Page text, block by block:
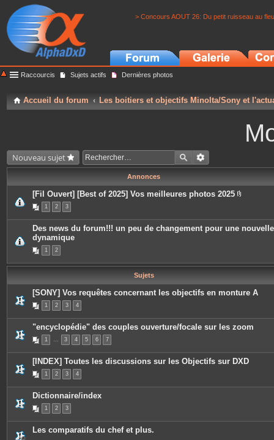
> Concours AOUT 26: Du petit ruisseau au
Raccourcis Sujets actifs Dernières photos
Accueil du forum Les boitiers et objectifs Minolta/Sony et
Nouveau sujet
Annonces
[Fil Ouvert] [Best of 2025] Vos meilleures photos 2025
c
e
n
1 2 3
Des news du forum!!! un peu de changement pour une nouvelle
dynamique
1 2
Sujets
[SONY] Vos requêtes concernant les objectifs en monture A
1 2 3 4
"encyclopédie" des couples ouverture/focale sur les zoom
1 … 3 4 5 6 7
[INDEX] Toutes les discussions sur les Objectifs sur DXD
1 2 3 4
Dictionnaire/index
1 2 3
Les comparatifs du chef et plus.